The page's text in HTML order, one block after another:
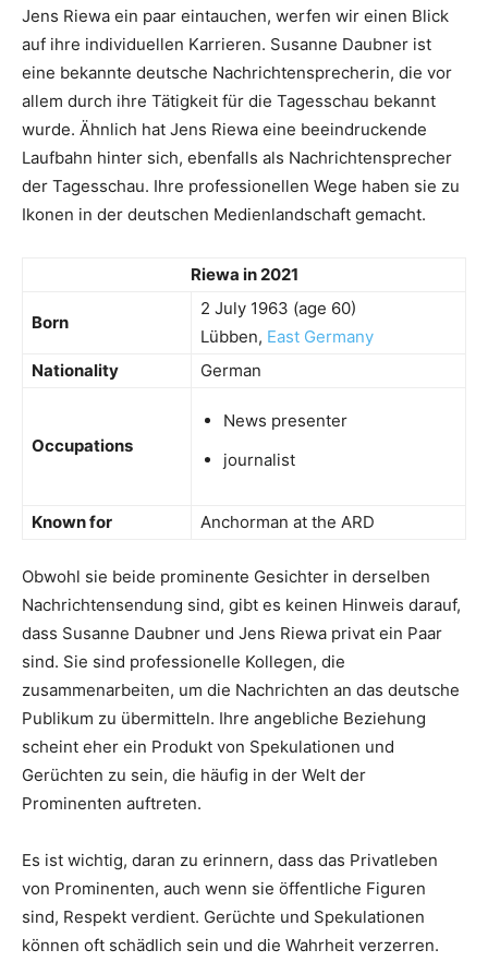
Jens Riewa ein paar eintauchen, werfen wir einen Blick
auf ihre individuellen Karrieren. Susanne Daubner ist
eine bekannte deutsche Nachrichtensprecherin, die vor
allem durch ihre Tätigkeit für die Tagesschau bekannt
wurde. Ähnlich hat Jens Riewa eine beeindruckende
Laufbahn hinter sich, ebenfalls als Nachrichtensprecher
der Tagesschau. Ihre professionellen Wege haben sie zu
Ikonen in der deutschen Medienlandschaft gemacht.
Riewa in 2021
Born
2 July 1963 (age 60)
Lübben, East Germany
Nationality
German
Occupations
News presenter
journalist
Known for Anchorman at the ARD
Obwohl sie beide prominente Gesichter in derselben
Nachrichtensendung sind, gibt es keinen Hinweis darauf,
dass Susanne Daubner und Jens Riewa privat ein Paar
sind. Sie sind professionelle Kollegen, die
zusammenarbeiten, um die Nachrichten an das deutsche
Publikum zu übermitteln. Ihre angebliche Beziehung
scheint eher ein Produkt von Spekulationen und
Gerüchten zu sein, die häufig in der Welt der
Prominenten auftreten.
Es ist wichtig, daran zu erinnern, dass das Privatleben
von Prominenten, auch wenn sie öffentliche Figuren
sind, Respekt verdient. Gerüchte und Spekulationen
können oft schädlich sein und die Wahrheit verzerren.